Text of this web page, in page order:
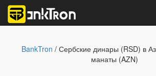
BankTron / Сербские динары (RSD) в
манаты (AZN)